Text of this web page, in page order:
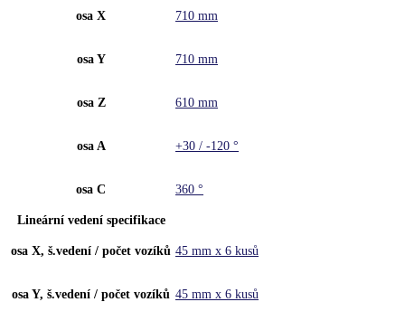
osa X 710 mm
osa Y 710 mm
osa Z 610 mm
osa A +30 / -120 °
osa C 360 °
Lineární vedení specifikace
osa X, š.vedení / počet vozíků 45 mm x 6 kusů
osa Y, š.vedení / počet vozíků 45 mm x 6 kusů